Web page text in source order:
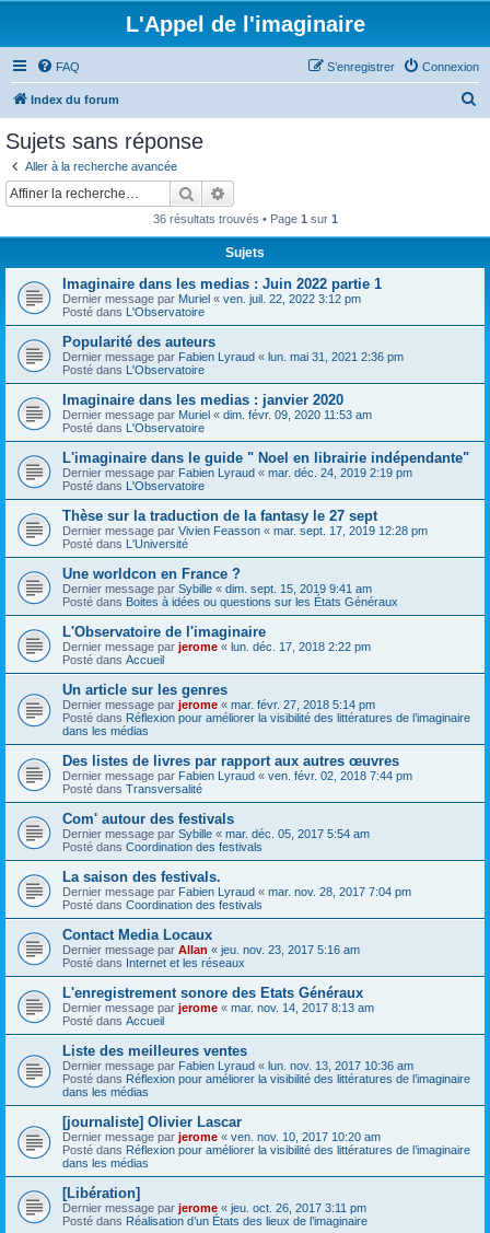
L'Appel de l'imaginaire
FAQ Connexion
S’enregistrer
Index du forum
Sujets sans réponse
Aller à la recherche avancée
Rechercher
36 résultats trouvés • Page 1 sur 1
Sujets
Imaginaire dans les medias : Juin 2022 partie 1
Dernier message par Muriel « ven. juil. 22, 2022 3:12 pm
Posté dans L'Observatoire
Popularité des auteurs
Dernier message par Fabien Lyraud « lun. mai 31, 2021 2:36 pm
Posté dans L'Observatoire
Imaginaire dans les medias : janvier 2020
Dernier message par Muriel « dim. févr. 09, 2020 11:53 am
Posté dans L'Observatoire
L'imaginaire dans le guide " Noel en librairie indépendante"
Dernier message par Fabien Lyraud « mar. déc. 24, 2019 2:19 pm
Posté dans L'Observatoire
Thèse sur la traduction de la fantasy le 27 sept
Dernier message par Vivien Feasson « mar. sept. 17, 2019 12:28 pm
Posté dans L'Université
Une worldcon en France ?
Dernier message par Sybille « dim. sept. 15, 2019 9:41 am
Posté dans Boites à idées ou questions sur les États Généraux
L'Observatoire de l'imaginaire
Dernier message par jerome « lun. déc. 17, 2018 2:22 pm
Posté dans Accueil
Un article sur les genres
Dernier message par jerome « mar. févr. 27, 2018 5:14 pm
Posté dans Réflexion pour améliorer la visibilité des littératures de l’imaginaire
dans les médias
Des listes de livres par rapport aux autres œuvres
Dernier message par Fabien Lyraud « ven. févr. 02, 2018 7:44 pm
Posté dans Transversalité
Com' autour des festivals
Dernier message par Sybille « mar. déc. 05, 2017 5:54 am
Posté dans Coordination des festivals
La saison des festivals.
Dernier message par Fabien Lyraud « mar. nov. 28, 2017 7:04 pm
Posté dans Coordination des festivals
Contact Media Locaux
Dernier message par Allan « jeu. nov. 23, 2017 5:16 am
Posté dans Internet et les réseaux
L'enregistrement sonore des Etats Généraux
Dernier message par jerome « mar. nov. 14, 2017 8:13 am
Posté dans Accueil
Liste des meilleures ventes
Dernier message par Fabien Lyraud « lun. nov. 13, 2017 10:36 am
Posté dans Réflexion pour améliorer la visibilité des littératures de l’imaginaire
dans les médias
[journaliste] Olivier Lascar
Dernier message par jerome « ven. nov. 10, 2017 10:20 am
Posté dans Réflexion pour améliorer la visibilité des littératures de l’imaginaire
dans les médias
[Libération]
Dernier message par jerome « jeu. oct. 26, 2017 3:11 pm
Posté dans Réalisation d’un États des lieux de l’imaginaire